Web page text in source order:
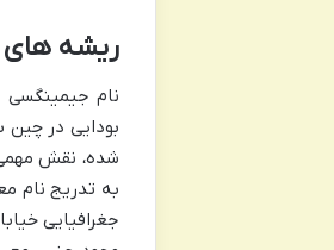
ریشه های
نام جیمینگسی
شده، نقش
به تدریج نام
جغرافیایی